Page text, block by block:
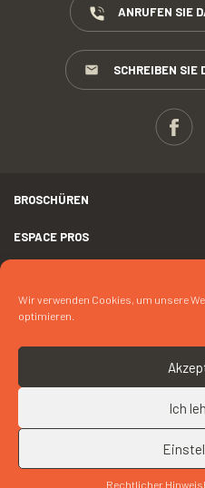
Wir verwenden Cookies, um unsere
optimieren.
Ich
Rechtlicher Hinweis
KONTAKT «
ANRUFEN SIE
SCHREIBEN SIE
BROSCHÜREN
ESPACE PROS
RECHTLICHER HINWEIS
FOTOKREDIT
COOKIES
NACH OBEN